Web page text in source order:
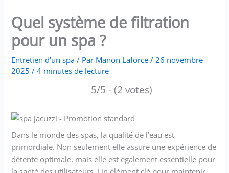
Quel système de filtration
pour un spa ?
Entretien d'un spa / Par Manon Laforce/ 26 novembre
2025/4 minutes de lecture
5/5 - (2 votes)
Dans le monde des spas, la qualité de l’eau est
primordiale. Non seulement elle assure une expérience de
détente optimale, mais elle est également essentielle pour